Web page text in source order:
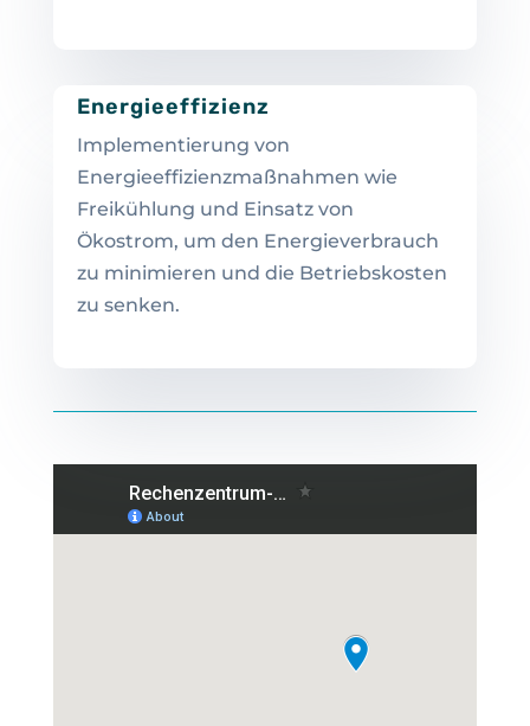
Energieeffizienz
Implementierung von
Energieeffizienzmaßnahmen wie
Freikühlung und Einsatz von
Ökostrom, um den Energieverbrauch
zu minimieren und die Betriebskosten
zu senken.